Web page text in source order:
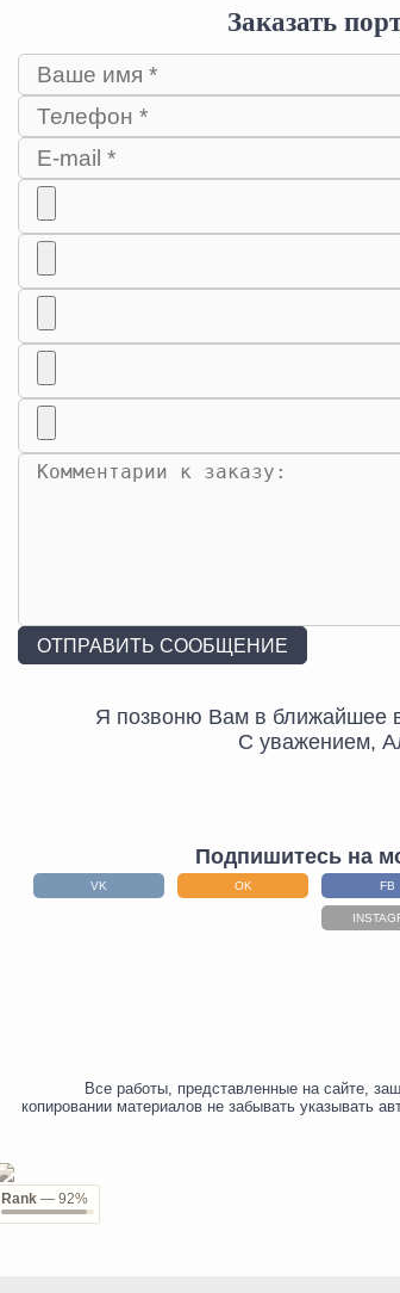
Заказать
Я позвоню Вам в ближайшее
С уважением,
Подпишитесь на
VK OK FB
Все работы, представленные на сайте,
копировании материалов не забывать указывать
Rank — 92%